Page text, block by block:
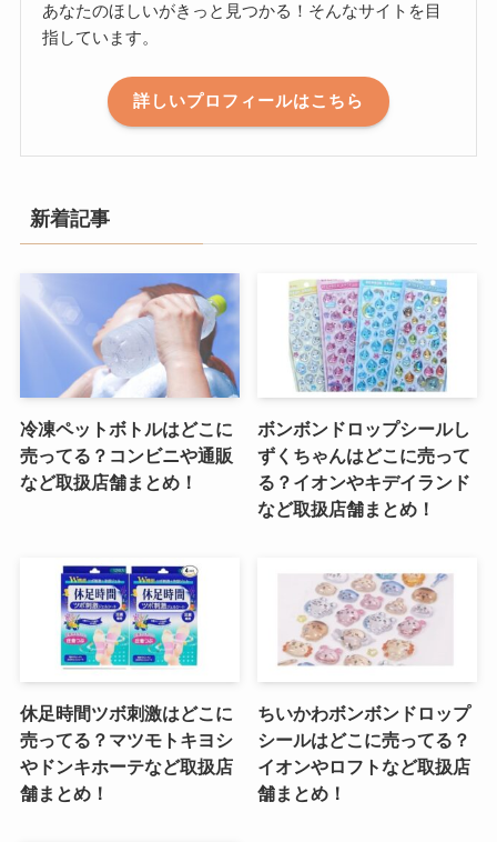
あなたのほしいがきっと見つかる！そんなサイトを目
指しています。
詳しいプロフィールはこちら
新着記事
冷凍ペットボトルはどこに
売ってる？コンビニや通販
など取扱店舗まとめ！
ボンボンドロップシールし
ずくちゃんはどこに売って
る？イオンやキデイランド
など取扱店舗まとめ！
休足時間ツボ刺激はどこに
売ってる？マツモトキヨシ
やドンキホーテなど取扱店
舗まとめ！
ちいかわボンボンドロップ
シールはどこに売ってる？
イオンやロフトなど取扱店
舗まとめ！